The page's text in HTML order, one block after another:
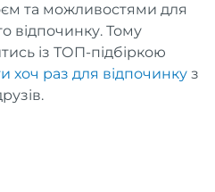
та можливостями для
відпочинку. Тому
із ТОП-підбіркою
хоч раз для відпочинку з